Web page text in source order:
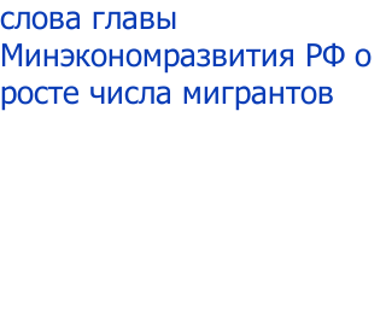
слова главы
Минэкономразвития РФ о
росте числа мигрантов